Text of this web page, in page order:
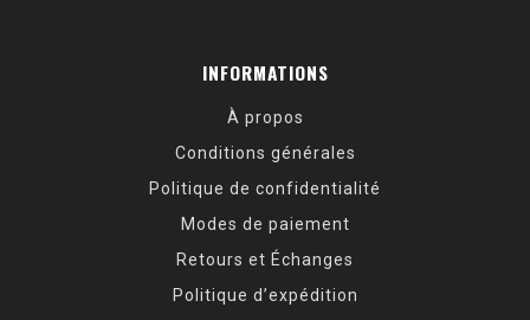
INFORMATIONS
À propos
Conditions générales
Politique de confidentialité
Modes de paiement
Retours et Échanges
Politique d’expédition